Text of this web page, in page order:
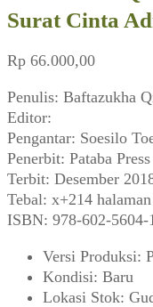
Surat Cinta
Rp 66.000,00
Penulis: Baftazukha
Editor:
Pengantar: Soesilo
Penerbit: Pataba Press
Terbit: Desember
Tebal: x+214 halaman
ISBN: 978-602-5604-
Versi Produksi:
Kondisi: Baru
Lokasi Stok: